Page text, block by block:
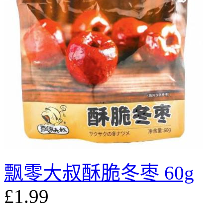
飘零大叔酥脆冬枣 60g
£1.99